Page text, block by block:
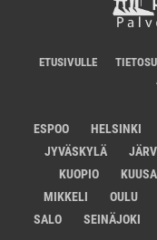
ETUSIVULLE
ESPOO HELSINKI
JYVÄSKYLÄ
KUOPIO
MIKKELI
OULU
SALO
SEINÄJOKI